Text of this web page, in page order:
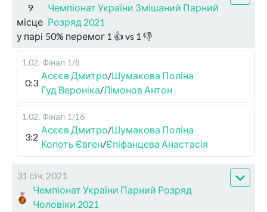
9
місце
Чемпіонат України Змішаний Парний
Розряд 2021
у парі 50% перемог 1 👍 vs 1 👎
1.02. Фінал 1/8
0:3
Асєєв Дмитро/Шумакова Поліна
Гуд Вероніка/Лімонов Антон
1.02. Фінал 1/16
3:2
Асєєв Дмитро/Шумакова Поліна
Копоть Євген/Єпіфанцева Анастасія
31 січ, 2021
Чемпіонат України Парний Розряд
Чоловіки 2021